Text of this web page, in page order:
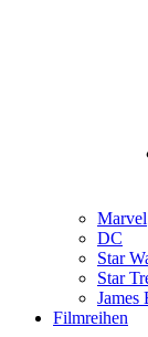
Marvel
DC
Star
Star
James
Filmreihen